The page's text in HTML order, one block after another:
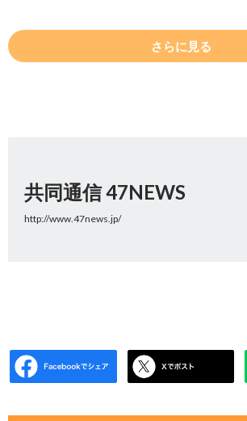
さらに見る
共同通信 47NEWS
http://www.47news.jp/